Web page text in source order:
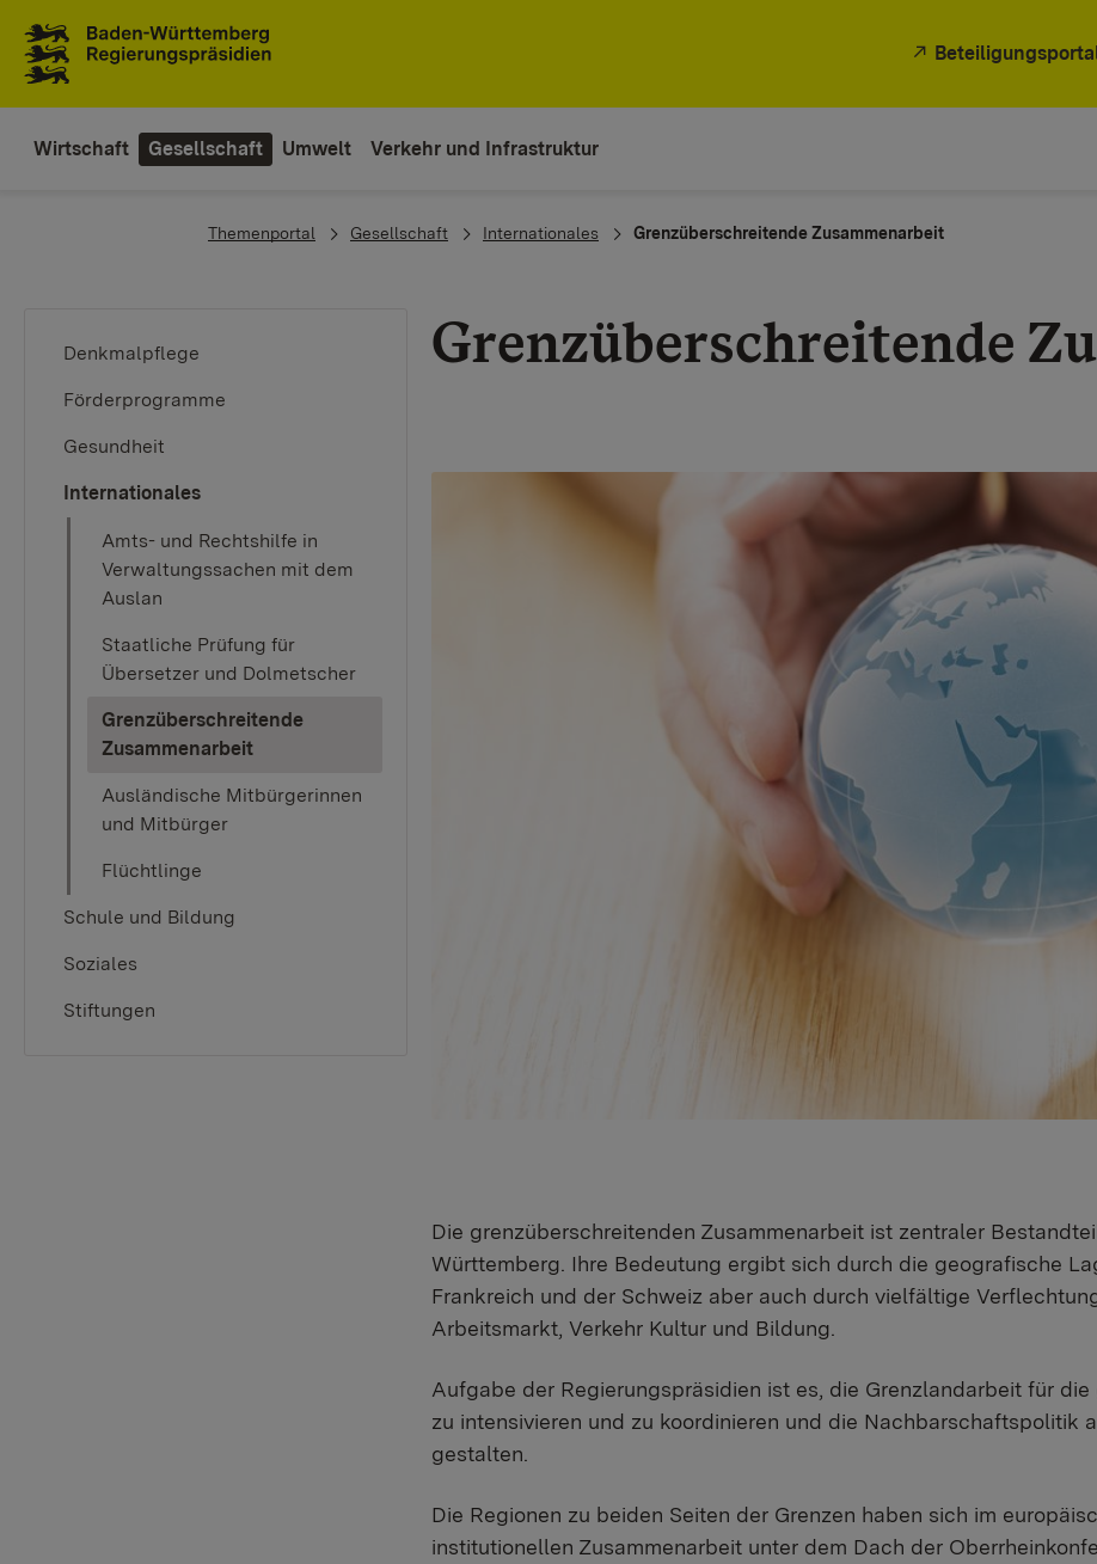
Wirtschaft Gesellschaft Umwelt Verkehr und Infrastruktur
You are here:
Themenportal Gesellschaft Internationales Grenzüberschreitende Zusammenarbeit
Denkmalpflege
Förderprogramme
Gesundheit
Internationales
Amts- und Rechtshilfe in
Verwaltungssachen mit dem
Auslan
Staatliche Prüfung für
Übersetzer und Dolmetscher
Grenzüberschreitende
Zusammenarbeit(current)
Ausländische Mitbürgerinnen
und Mitbürger
Flüchtlinge
Schule und Bildung
Soziales
Stiftungen
Grenzüberschreitende
Die grenzüberschreitenden Zusammenarbeit ist zentraler
Württemberg. Ihre Bedeutung ergibt sich durch die geografische
Frankreich und der Schweiz aber auch durch vielfältige
Arbeitsmarkt, Verkehr Kultur und Bildung.
Aufgabe der Regierungspräsidien ist es, die Grenzlandarbeit für
zu intensivieren und zu koordinieren und die Nachbarschaftspolitik
gestalten.
Die Regionen zu beiden Seiten der Grenzen haben sich im
institutionellen Zusammenarbeit unter dem Dach der